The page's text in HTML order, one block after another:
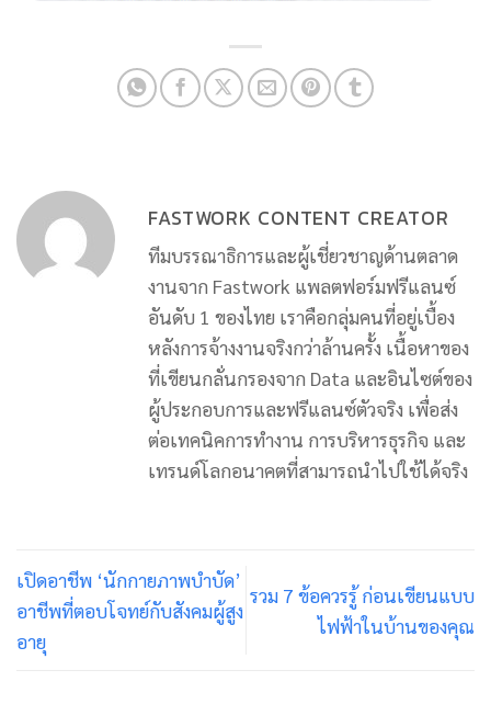
FASTWORK CONTENT CREATOR
ทีมบรรณาธิการและผู้เชี่ยวชาญด้านตลาด
งานจาก Fastwork แพลตฟอร์มฟรีแลนซ์
อันดับ 1 ของไทย เราคือกลุ่มคนที่อยู่เบื้อง
หลังการจ้างงานจริงกว่าล้านครั้ง เนื้อหาของ
ที่เขียนกลั่นกรองจาก Data และอินไซต์ของ
ผู้ประกอบการและฟรีแลนซ์ตัวจริง เพื่อส่ง
ต่อเทคนิคการทำงาน การบริหารธุรกิจ และ
เทรนด์โลกอนาคตที่สามารถนำไปใช้ได้จริง
เปิดอาชีพ ‘นักกายภาพบำบัด’
อาชีพที่ตอบโจทย์กับสังคมผู้สูง
อายุ
รวม 7 ข้อควรรู้ ก่อนเขียนแบบ
ไฟฟ้าในบ้านของคุณ